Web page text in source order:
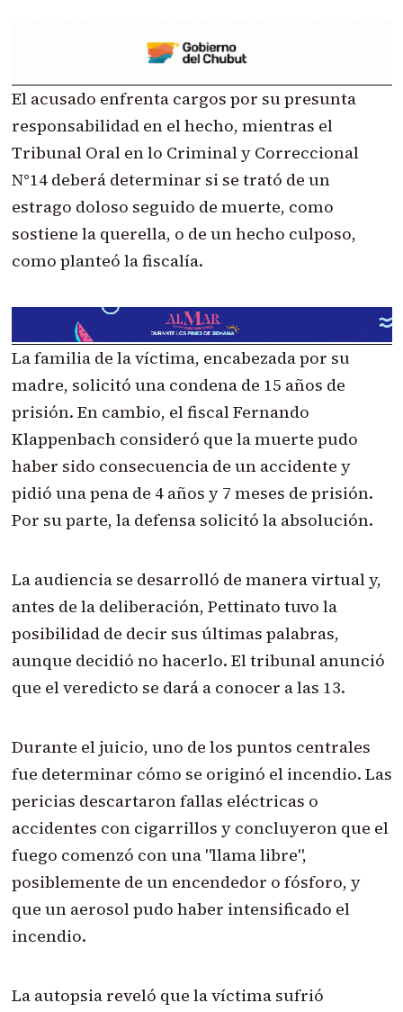
El acusado enfrenta cargos por su presunta
responsabilidad en el hecho, mientras el
Tribunal Oral en lo Criminal y Correccional
N°14 deberá determinar si se trató de un
estrago doloso seguido de muerte, como
sostiene la querella, o de un hecho culposo,
como planteó la fiscalía.
La familia de la víctima, encabezada por su
madre, solicitó una condena de 15 años de
prisión. En cambio, el fiscal Fernando
Klappenbach consideró que la muerte pudo
haber sido consecuencia de un accidente y
pidió una pena de 4 años y 7 meses de prisión.
Por su parte, la defensa solicitó la absolución.
La audiencia se desarrolló de manera virtual y,
antes de la deliberación, Pettinato tuvo la
posibilidad de decir sus últimas palabras,
aunque decidió no hacerlo. El tribunal anunció
que el veredicto se dará a conocer a las 13.
Durante el juicio, uno de los puntos centrales
fue determinar cómo se originó el incendio. Las
pericias descartaron fallas eléctricas o
accidentes con cigarrillos y concluyeron que el
fuego comenzó con una "llama libre",
posiblemente de un encendedor o fósforo, y
que un aerosol pudo haber intensificado el
incendio.
La autopsia reveló que la víctima sufrió